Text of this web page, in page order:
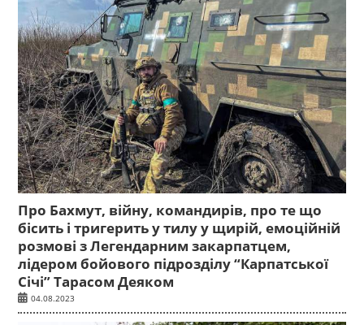
Про Бахмут, війну, командирів, про те що
бісить і тригерить у тилу у щирій, емоційній
розмові з Легендарним закарпатцем,
лідером бойового підрозділу “Карпатської
Січі” Тарасом Деяком
04.08.2023